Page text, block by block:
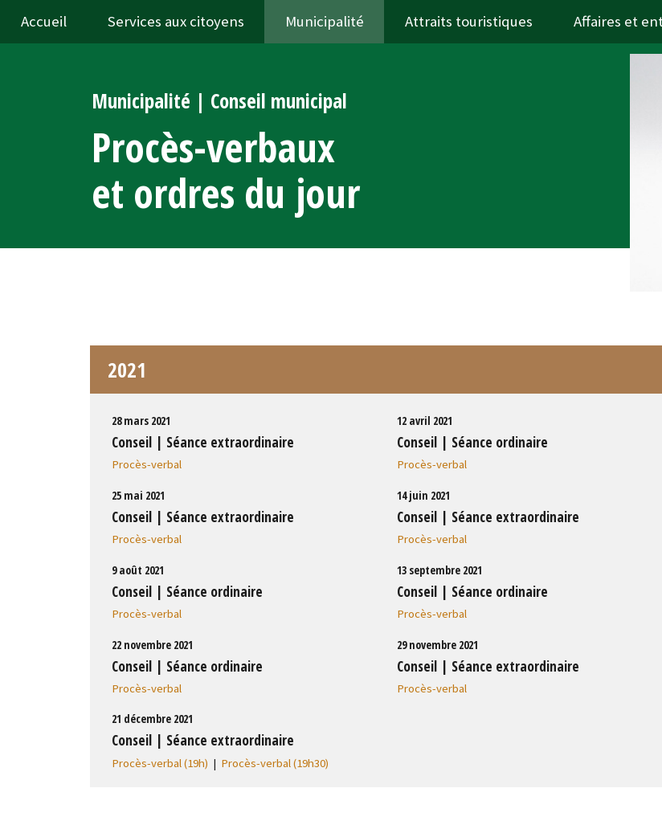
Accueil Services aux citoyens Municipalité Attraits touristiques Affaires et
Municipalité | Conseil municipal
Procès-verbaux
et ordres du jour
2021
28 mars 2021
Conseil | Séance extraordinaire
Procès-verbal
12 avril 2021
Conseil | Séance ordinaire
Procès-verbal
25 mai 2021
Conseil | Séance extraordinaire
Procès-verbal
14 juin 2021
Conseil | Séance extraordinaire
Procès-verbal
9 août 2021
Conseil | Séance ordinaire
Procès-verbal
13 septembre 2021
Conseil | Séance ordinaire
Procès-verbal
22 novembre 2021
Conseil | Séance ordinaire
Procès-verbal
29 novembre 2021
Conseil | Séance extraordinaire
Procès-verbal
21 décembre 2021
Conseil | Séance extraordinaire
Procès-verbal (19h) | Procès-verbal (19h30)